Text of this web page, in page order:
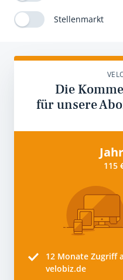
Stellenmarkt
Die
für unsere
115
12 Monate Zugriff
velobiz.de